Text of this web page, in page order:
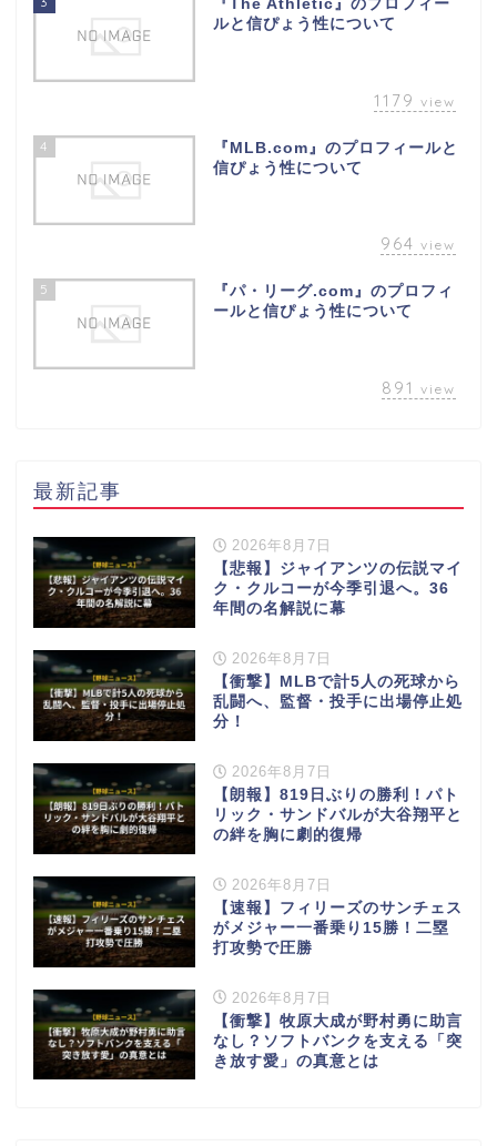
『The Athletic』のプロフィー
ルと信ぴょう性について
1179 view
4
『MLB.com』のプロフィールと
信ぴょう性について
964 view
5
『パ・リーグ.com』のプロフィ
ールと信ぴょう性について
891 view
最新記事
2026年8月7日
【悲報】ジャイアンツの伝説マイ
ク・クルコーが今季引退へ。36
年間の名解説に幕
2026年8月7日
【衝撃】MLBで計5人の死球から
乱闘へ、監督・投手に出場停止処
分！
2026年8月7日
【朗報】819日ぶりの勝利！パト
リック・サンドバルが大谷翔平と
の絆を胸に劇的復帰
2026年8月7日
【速報】フィリーズのサンチェス
がメジャー一番乗り15勝！二塁
打攻勢で圧勝
2026年8月7日
【衝撃】牧原大成が野村勇に助言
なし？ソフトバンクを支える「突
き放す愛」の真意とは